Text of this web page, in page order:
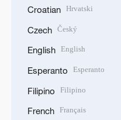
Croatian Hrvatski
Czech Český
English English
Esperanto Esperanto
Filipino Filipino
French Français